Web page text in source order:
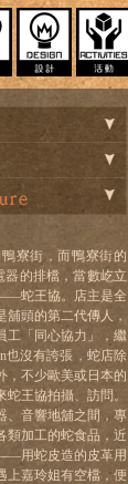
寮街，而鴨寮街的
器的排檔，當數屹立
蛇王協。店主是全
頭的第二代傳人，
工「同心協力」，繼
也沒有誇張，蛇店除
，不少歐美或日本的
王協拍攝、訪問。
、音響地舖之間，專
類加工的蛇食品，近
用蛇皮造的皮革用
上嘉玲姐有空檔，便